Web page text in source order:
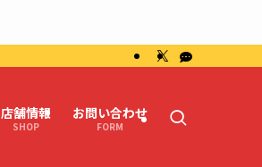
店舗情報
SHOP
お問い合わせ
FORM